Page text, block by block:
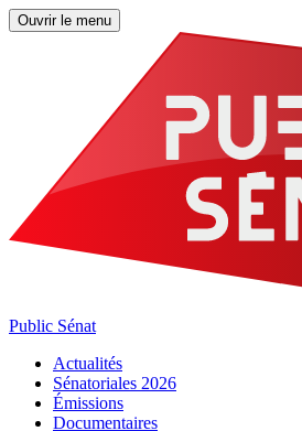
Ouvrir le menu
Public Sénat
Actualités
Sénatoriales 2026
Émissions
Documentaires